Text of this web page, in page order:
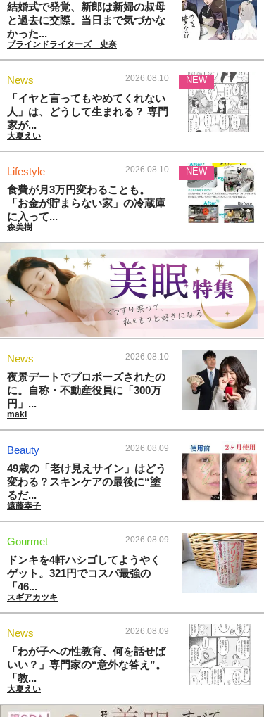
結婚式で発覚、新郎は新婦の叔母
と過去に交際。当日まで気づかな
かった...
ブラインドライターズ 史奈
News 2026.08.10
「イヤと言ってもやめてくれない
人」は、どうして生まれる？ 専門
家が...
大夏えい
NEW
Lifestyle 2026.08.10
食費が月3万円変わることも。
「お金が貯まらない家」の冷蔵庫
に入って...
森美樹
NEW
News 2026.08.10
夜景デートでプロポーズされたの
に。自称・不動産役員に「300万
円」...
maki
Beauty 2026.08.09
49歳の「老け見えサイン」はどう
変わる？スキンケアの最後に“塗
るだ...
遠藤幸子
Gourmet 2026.08.09
ドンキを4軒ハシゴしてようやく
ゲット。321円でコスパ最強の
「46...
スギアカツキ
News 2026.08.09
「わが子への性教育、何を話せば
いい？」専門家の“意外な答え”。
「教...
大夏えい